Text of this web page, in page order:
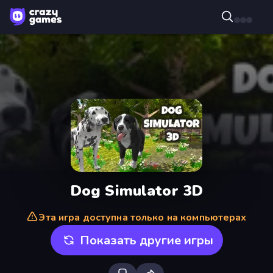
Dog Simulator 3D
Эта игра доступна только на компьютерах
Показать другие игры